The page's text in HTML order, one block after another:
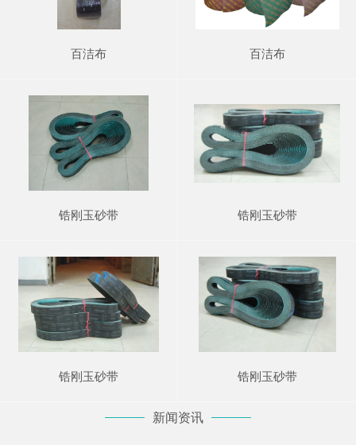
百洁布 百洁布
锆刚玉砂带 锆刚玉砂带
锆刚玉砂带 锆刚玉砂带
新闻资讯